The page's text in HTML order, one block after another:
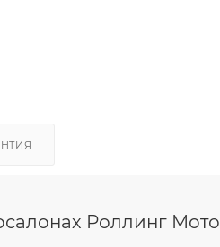
Роллинг Мото